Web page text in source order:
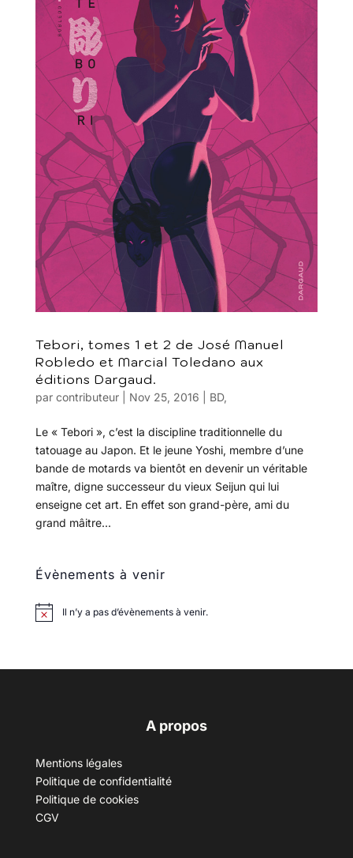
Tebori, tomes 1 et 2 de José Manuel
Robledo et Marcial Toledano aux
éditions Dargaud.
par contributeur| Nov 25, 2016 BD,
Le « Tebori », c’est la discipline traditionnelle du
tatouage au Japon. Et le jeune Yoshi, membre d’une
bande de motards va bientôt en devenir un véritable
maître, digne successeur du vieux Seijun qui lui
enseigne cet art. En effet son grand-père, ami du
grand mâitre...
Évènements à venir
Il n’y a pas d’évènements à venir.
A propos
Mentions légales
Politique de confidentialité
Politique de cookies
CGV